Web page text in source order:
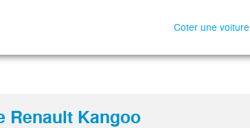
Coter une voiture
Renault Kangoo